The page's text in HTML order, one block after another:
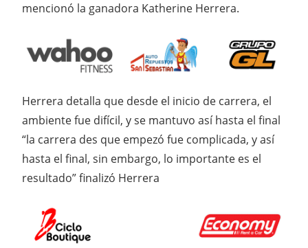
mencionó la ganadora Katherine Herrera.
Herrera detalla que desde el inicio de carrera, el
ambiente fue difícil, y se mantuvo así hasta el final
“la carrera des que empezó fue complicada, y así
hasta el final, sin embargo, lo importante es el
resultado” finalizó Herrera